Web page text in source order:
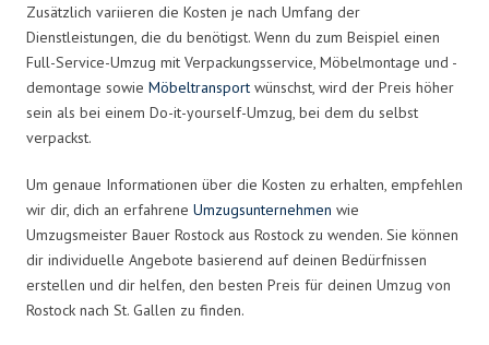
Zusätzlich variieren die Kosten je nach Umfang der
Dienstleistungen, die du benötigst. Wenn du zum Beispiel einen
Full-Service-Umzug mit Verpackungsservice, Möbelmontage und -
demontage sowie Möbeltransport wünschst, wird der Preis höher
sein als bei einem Do-it-yourself-Umzug, bei dem du selbst
verpackst.
Um genaue Informationen über die Kosten zu erhalten, empfehlen
wir dir, dich an erfahrene Umzugsunternehmen wie
Umzugsmeister Bauer Rostock aus Rostock zu wenden. Sie können
dir individuelle Angebote basierend auf deinen Bedürfnissen
erstellen und dir helfen, den besten Preis für deinen Umzug von
Rostock nach St. Gallen zu finden.